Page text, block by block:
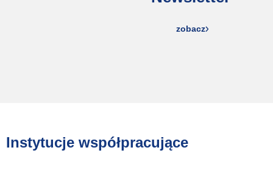
zobacz
Instytucje współpracujące